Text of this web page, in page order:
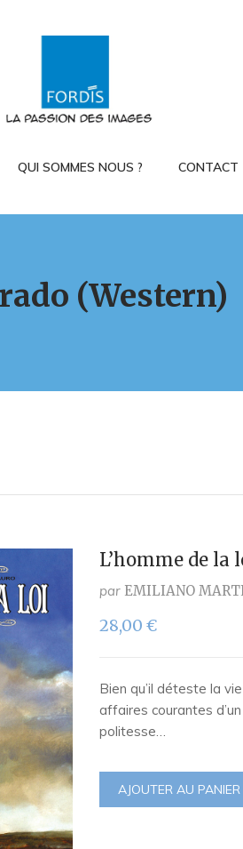
QUI SOMMES NOUS ? CONTACT
(Western)
L’homme de la
par EMILIANO
28,00€
Bien qu’il déteste la
affaires courantes
politesse…
AJOUTER AU PANIER